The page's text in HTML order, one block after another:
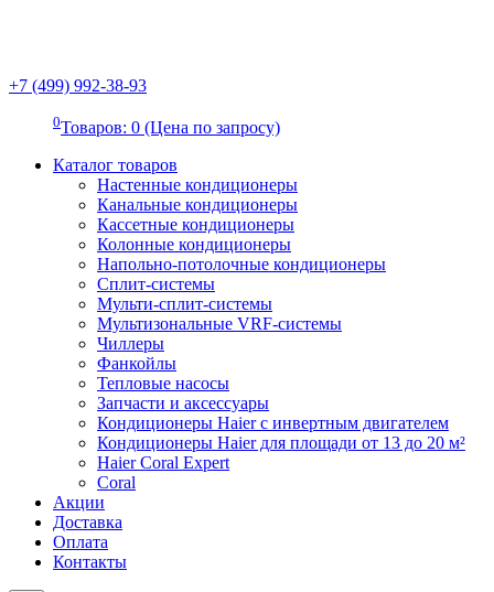
+7 (499) 992-38-93
0Товаров: 0 (Цена по запросу)
Каталог товаров
Настенные кондиционеры
Канальные кондиционеры
Кассетные кондиционеры
Колонные кондиционеры
Напольно-потолочные кондиционеры
Сплит-системы
Мульти-сплит-системы
Мультизональные VRF-системы
Чиллеры
Фанкойлы
Тепловые насосы
Запчасти и аксессуары
Кондиционеры Haier с инвертным двигателем
Кондиционеры Haier для площади от 13 до 20 м²
Haier Coral Expert
Coral
Акции
Доставка
Оплата
Контакты